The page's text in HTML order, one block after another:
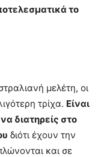
το
μελέτη, οι
τρίχα. Είναι
διατηρείς στο
διότι έχουν την
και σε